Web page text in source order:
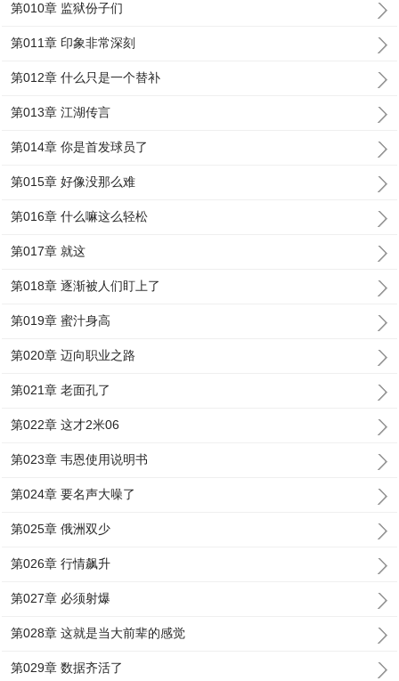
第010章 监狱份子们
第011章 印象非常深刻
第012章 什么只是一个替补
第013章 江湖传言
第014章 你是首发球员了
第015章 好像没那么难
第016章 什么嘛这么轻松
第017章 就这
第018章 逐渐被人们盯上了
第019章 蜜汁身高
第020章 迈向职业之路
第021章 老面孔了
第022章 这才2米06
第023章 韦恩使用说明书
第024章 要名声大噪了
第025章 俄洲双少
第026章 行情飙升
第027章 必须射爆
第028章 这就是当大前辈的感觉
第029章 数据齐活了